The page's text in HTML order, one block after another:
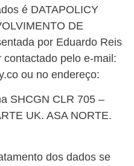
é DATAPOLICY
DE
por Eduardo Reis
pelo e-mail:
ou no endereço:
SHCGN CLR 705 –
UK. ASA NORTE.
dos dados se